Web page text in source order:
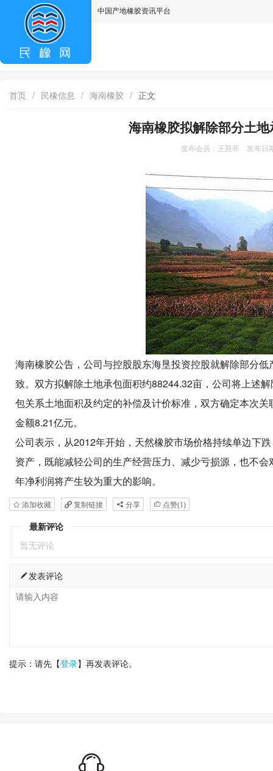
中国产地橡胶资讯平台
首页 / 民橡信息 / 海南橡胶 / 正文
海南橡胶拟解除部分土
发布会员：王苑菲 发布
海南橡胶公告，公司与控股股东海垦投资控股就解除部分
致。双方拟解除土地承包面积约88244.32亩，公司将上述
包关系土地面积及约定的补偿及计价标准，双方确定本次
金额8.21亿元。
公司表示，从2012年开始，天然橡胶市场价格持续单边下
资产，既能减轻公司的生产经营压力、减少亏损源，也不
年净利润将产生较为重大的影响。
添加收藏 复制链接 分享 点赞(1 )
最新评论
暂无评论
发表评论
提示：请先【登录】再发表评论。